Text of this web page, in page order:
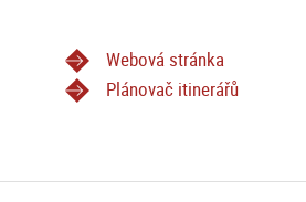
Webová stránka
Plánovač itinerářů